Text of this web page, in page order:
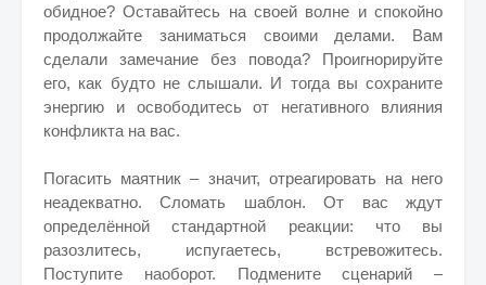
обидное? Оставайтесь на своей волне и спокойно
продолжайте заниматься своими делами. Вам
сделали замечание без повода? Проигнорируйте
его, как будто не слышали. И тогда вы сохраните
энергию и освободитесь от негативного влияния
конфликта на вас.
Погасить маятник – значит, отреагировать на него
неадекватно. Сломать шаблон. От вас ждут
определённой стандартной реакции: что вы
разозлитесь, испугаетесь, встревожитесь.
Поступите наоборот. Подмените сценарий –